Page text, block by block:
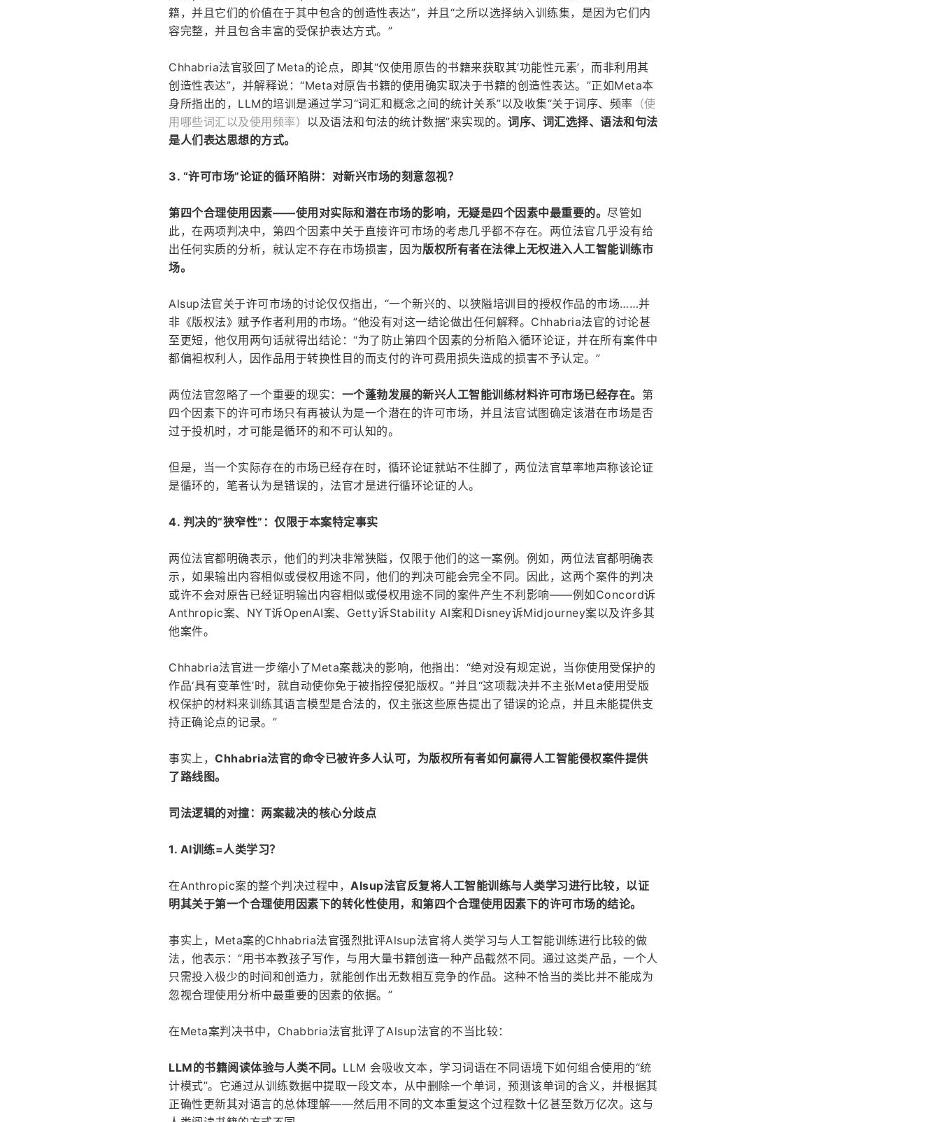
籍，并且它们的价值在于其中包含的创造性表达”，并且“之所以选择纳入训练集，是因为它们内
容完整，并且包含丰富的受保护表达方式。”
Chhabria法官驳回了Meta的论点，即其“仅使用原告的书籍来获取其‘功能性元素’，而非利用其
创造性表达”，并解释说：“Meta对原告书籍的使用确实取决于书籍的创造性表达。”正如Meta本
身所指出的，LLM的培训是通过学习“词汇和概念之间的统计关系”以及收集“关于词序、频率 （使
用哪些词汇以及使用频率） 以及语法和句法的统计数据”来实现的。 词序、词汇选择、语法和句法
是人们表达思想的方式。
3. “许可市场”论证的循环陷阱：对新兴市场的刻意忽视？
第四个合理使用因素——使用对实际和潜在市场的影响，无疑是四个因素中最重要的。 尽管如
此，在两项判决中，第四个因素中关于直接许可市场的考虑几乎都不存在。两位法官几乎没有给
出任何实质的分析，就认定不存在市场损害，因为版权所有者在法律上无权进入人工智能训练市
场。
Alsup法官关于许可市场的讨论仅仅指出，“一个新兴的、以狭隘培训目的授权作品的市场……并
非《版权法》赋予作者利用的市场。”他没有对这一结论做出任何解释。Chhabria法官的讨论甚
至更短，他仅用两句话就得出结论：“为了防止第四个因素的分析陷入循环论证，并在所有案件中
都偏袒权利人，因作品用于转换性目的而支付的许可费用损失造成的损害不予认定。”
两位法官忽略了一个重要的现实： 一个蓬勃发展的新兴人工智能训练材料许可市场已经存在。 第
四个因素下的许可市场只有再被认为是一个潜在的许可市场，并且法官试图确定该潜在市场是否
过于投机时，才可能是循环的和不可认知的。
但是，当一个实际存在的市场已经存在时，循环论证就站不住脚了，两位法官草率地声称该论证
是循环的，笔者认为是错误的，法官才是进行循环论证的人。
4. 判决的“狭窄性”：仅限于本案特定事实
两位法官都明确表示，他们的判决非常狭隘，仅限于他们的这一案例。例如，两位法官都明确表
示，如果输出内容相似或侵权用途不同，他们的判决可能会完全不同。因此，这两个案件的判决
或许不会对原告已经证明输出内容相似或侵权用途不同的案件产生不利影响——例如Concord诉
Anthropic案、NYT诉OpenAI案、Getty诉Stability AI案和Disney诉Midjourney案以及许多其
他案件。
Chhabria法官进一步缩小了Meta案裁决的影响，他指出：“绝对没有规定说，当你使用受保护的
作品‘具有变革性’时，就自动使你免于被指控侵犯版权。”并且“这项裁决并不主张Meta使用受版
权保护的材料来训练其语言模型是合法的，仅主张这些原告提出了错误的论点，并且未能提供支
持正确论点的记录。”
事实上， Chhabria法官的命令已被许多人认可，为版权所有者如何赢得人工智能侵权案件提供
了路线图。
司法逻辑的对撞：两案裁决的核心分歧点
1. AI训练=人类学习？
在Anthropic案的整个判决过程中， Alsup法官反复将人工智能训练与人类学习进行比较，以证
明其关于第一个合理使用因素下的转化性使用，和第四个合理使用因素下的许可市场的结论。
事实上，Meta案的Chhabria法官强烈批评Alsup法官将人类学习与人工智能训练进行比较的做
法，他表示：“用书本教孩子写作，与用大量书籍创造一种产品截然不同。通过这类产品，一个人
只需投入极少的时间和创造力，就能创作出无数相互竞争的作品。这种不恰当的类比并不能成为
忽视合理使用分析中最重要的因素的依据。”
在Meta案判决书中，Chabbria法官批评了Alsup法官的不当比较：
LLM的书籍阅读体验与人类不同。 LLM 会吸收文本，学习词语在不同语境下如何组合使用的“统
计模式”。它通过从训练数据中提取一段文本，从中删除一个单词，预测该单词的含义，并根据其
正确性更新其对语言的总体理解——然后用不同的文本重复这个过程数十亿甚至数万亿次。这与